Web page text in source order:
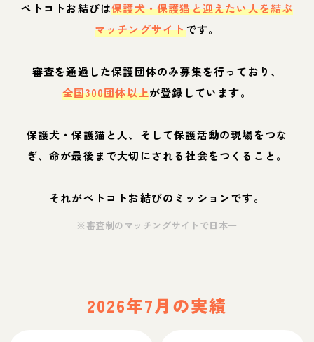
ペトコトお結びは保護犬・保護猫と迎えたい人を結ぶ
マッチングサイトです。
審査を通過した保護団体のみ募集を行っており、
全国300団体以上が登録しています。
保護犬・保護猫と人、そして保護活動の現場をつな
ぎ、命が最後まで大切にされる社会をつくること。
それがペトコトお結びのミッションです。
※審査制のマッチングサイトで日本一
2026年7月の実績